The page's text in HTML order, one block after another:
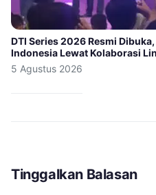
DTI Series 2026 Resmi
Indonesia Lewat Kolaborasi
5 Agustus 2026
Tinggalkan Balasan